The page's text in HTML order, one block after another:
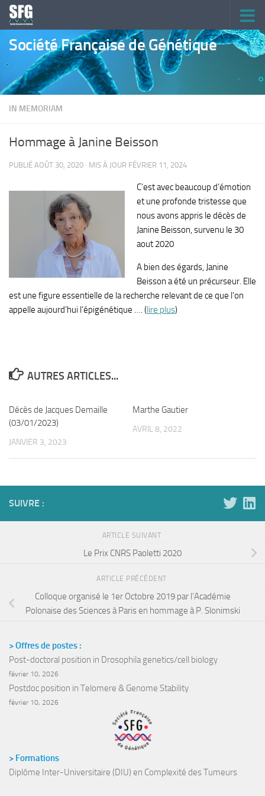
Skip to content
Société Française de Génétique
IN MEMORIAM
Hommage à Janine Beisson
PUBLIÉ AOÛT 30, 2020 · MIS À JOUR FÉVRIER 11, 2024
C’est avec beaucoup d’émotion
et une profonde tristesse que
nous avons appris le décès de
Janine Beisson, survenu le 30
aout 2020
A bien des égards, Janine
Beisson a été un précurseur. Elle
est une figure essentielle de la recherche relevant de ce que l’on
appelle aujourd’hui l’épigénétique …. (lire plus)
AUTRES ARTICLES...
Décès de Jacques Demaille
(03/01/2023)
JANVIER 3, 2023
Marthe Gautier
AVRIL 8, 2022
SUIVRE :
ARTICLE SUIVANT
Le Prix CNRS Paoletti 2020
ARTICLE PRÉCÉDENT
Colloque organisé le 1er Octobre 2019 par l’Académie
Polonaise des Sciences à Paris en hommage à P. Slonimski
> Offres de postes :
Post-doctoral position in Drosophila genetics/cell biology
février 10, 2026
Postdoc position in Telomere & Genome Stability
février 10, 2026
> Formations
Diplôme Inter-Universitaire (DIU) en Complexité des Tumeurs